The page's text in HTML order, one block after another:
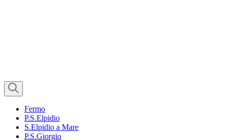
Fermo
P.S.Elpidio
S.Elpidio a Mare
P.S.Giorgio